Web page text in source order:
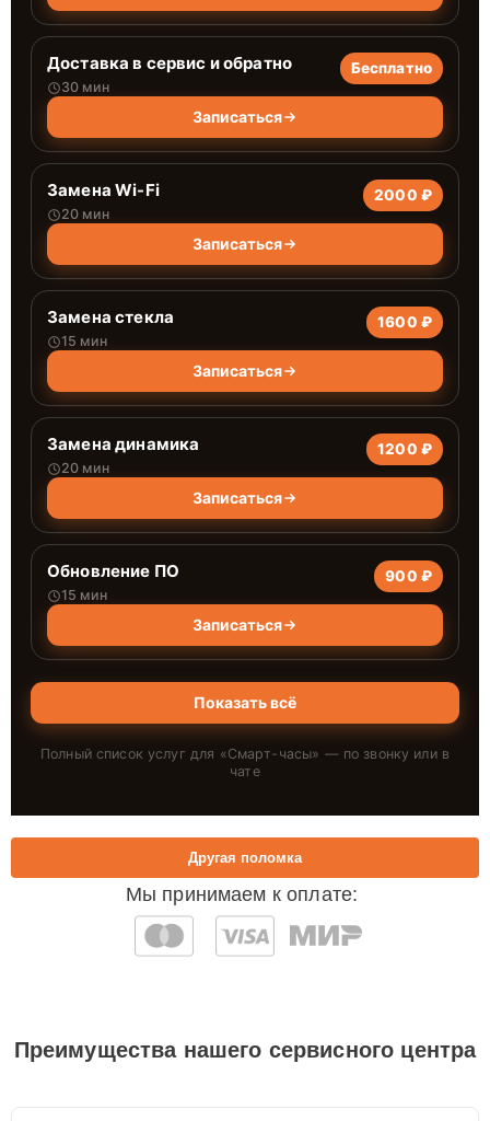
Доставка в сервис и обратно
30 мин
Бесплатно
Записаться
Замена Wi-Fi
20 мин
2000 ₽
Записаться
Замена стекла
15 мин
1600 ₽
Записаться
Замена динамика
20 мин
1200 ₽
Записаться
Обновление ПО
15 мин
900 ₽
Записаться
Показать всё
Полный список услуг для «Смарт-часы» — по звонку или в
чате
Мы принимаем к оплате:
Другая поломка
Преимущества нашего сервисного центра